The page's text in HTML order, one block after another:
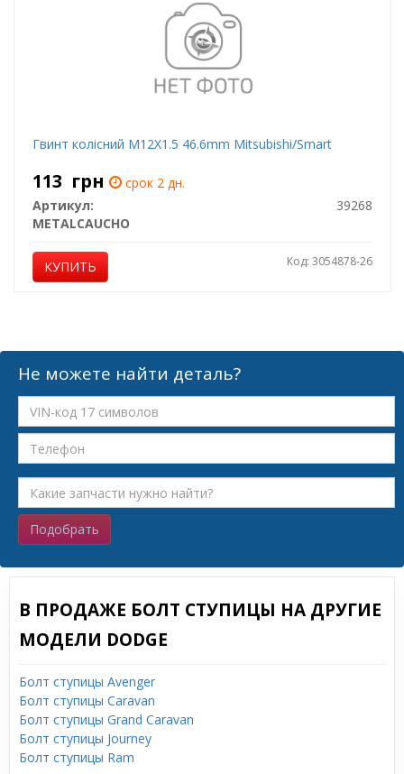
Гвинт колісний M12X1.5 46.6mm Mitsubishi/Smart
113 грн
срок 2 дн.
Артикул:
39268
METALCAUCHO
КУПИТЬ Код: 3054878-26
Не можете найти деталь?
Подобрать
В ПРОДАЖЕ БОЛТ СТУПИЦЫ НА ДРУГИЕ
МОДЕЛИ DODGE
Болт ступицы Avenger
Болт ступицы Caravan
Болт ступицы Grand Caravan
Болт ступицы Journey
Болт ступицы Ram